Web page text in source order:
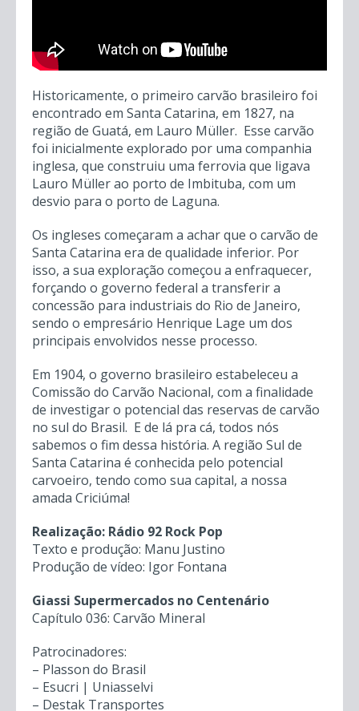
Confirma o programa completo no YouTube
Historicamente, o primeiro carvão brasileiro foi
encontrado em Santa Catarina, em 1827, na
região de Guatá, em Lauro Müller. Esse carvão
foi inicialmente explorado por uma companhia
inglesa, que construiu uma ferrovia que ligava
Lauro Müller ao porto de Imbituba, com um
Os ingleses começaram a achar que o carvão de
Santa Catarina era de qualidade inferior. Por
isso, a sua exploração começou a enfraquecer,
forçando o governo federal a transferir a
concessão para industriais do Rio de Janeiro,
sendo o empresário Henrique Lage um dos
principais envolvidos nesse processo.
Em 1904, o governo brasileiro estabeleceu a
Comissão do Carvão Nacional, com a finalidade
de investigar o potencial das reservas de carvão
sabemos o fim dessa história. A região Sul de
Santa Catarina é conhecida pelo potencial
amada Criciúma!
Realização: Rádio 92 Rock Pop
Texto e produção: Manu Justino